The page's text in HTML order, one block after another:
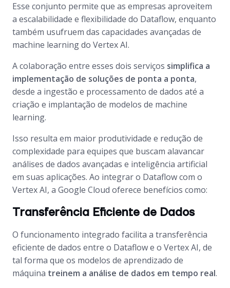
Esse conjunto permite que as empresas aproveitem
a escalabilidade e flexibilidade do Dataflow, enquanto
também usufruem das capacidades avançadas de
machine learning do Vertex AI.
A colaboração entre esses dois serviços simplifica a
implementação de soluções de ponta a ponta,
desde a ingestão e processamento de dados até a
criação e implantação de modelos de machine
learning.
Isso resulta em maior produtividade e redução de
complexidade para equipes que buscam alavancar
análises de dados avançadas e inteligência artificial
em suas aplicações. Ao integrar o Dataflow com o
Vertex AI, a Google Cloud oferece benefícios como:
Transferência Eficiente de Dados
O funcionamento integrado facilita a transferência
eficiente de dados entre o Dataflow e o Vertex AI, de
tal forma que os modelos de aprendizado de
máquina treinem a análise de dados em tempo real.